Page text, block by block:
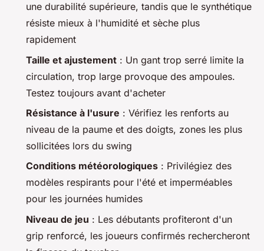
une durabilité supérieure, tandis que le synthétique
résiste mieux à l'humidité et sèche plus
rapidement
Taille et ajustement : Un gant trop serré limite la
circulation, trop large provoque des ampoules.
Testez toujours avant d'acheter
Résistance à l'usure : Vérifiez les renforts au
niveau de la paume et des doigts, zones les plus
sollicitées lors du swing
Conditions météorologiques : Privilégiez des
modèles respirants pour l'été et imperméables
pour les journées humides
Niveau de jeu : Les débutants profiteront d'un
grip renforcé, les joueurs confirmés rechercheront